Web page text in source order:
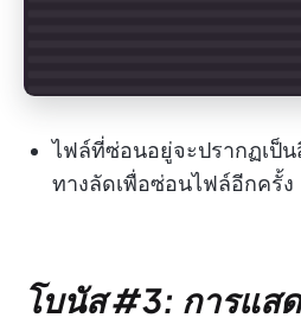
ไฟล์ที่ซ่อนอยู่จะปรากฏเป็น
ทางลัดเพื่อซ่อนไฟล์อีกครั้ง
โบนัส #3: การแส